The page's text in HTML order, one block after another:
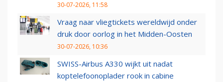
30-07-2026, 11:58
Vraag naar vliegtickets wereldwijd onder
druk door oorlog in het Midden-Oosten
30-07-2026, 10:36
SWISS-Airbus A330 wijkt uit nadat
koptelefoonoplader rook in cabine